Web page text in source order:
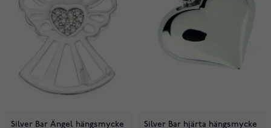
Silver Bar Ängel hängsmycke Silver Bar hjärta hängsmycke